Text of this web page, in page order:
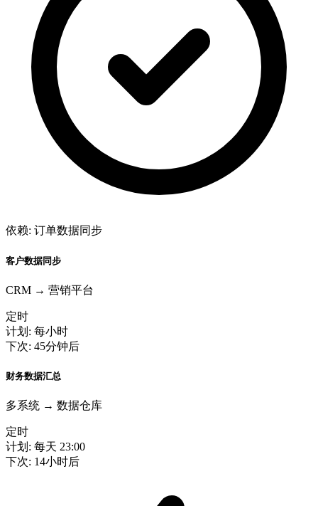
依赖: 订单数据同步
客户数据同步
CRM → 营销平台
定时
计划: 每小时
下次: 45分钟后
财务数据汇总
多系统 → 数据仓库
定时
计划: 每天 23:00
下次: 14小时后